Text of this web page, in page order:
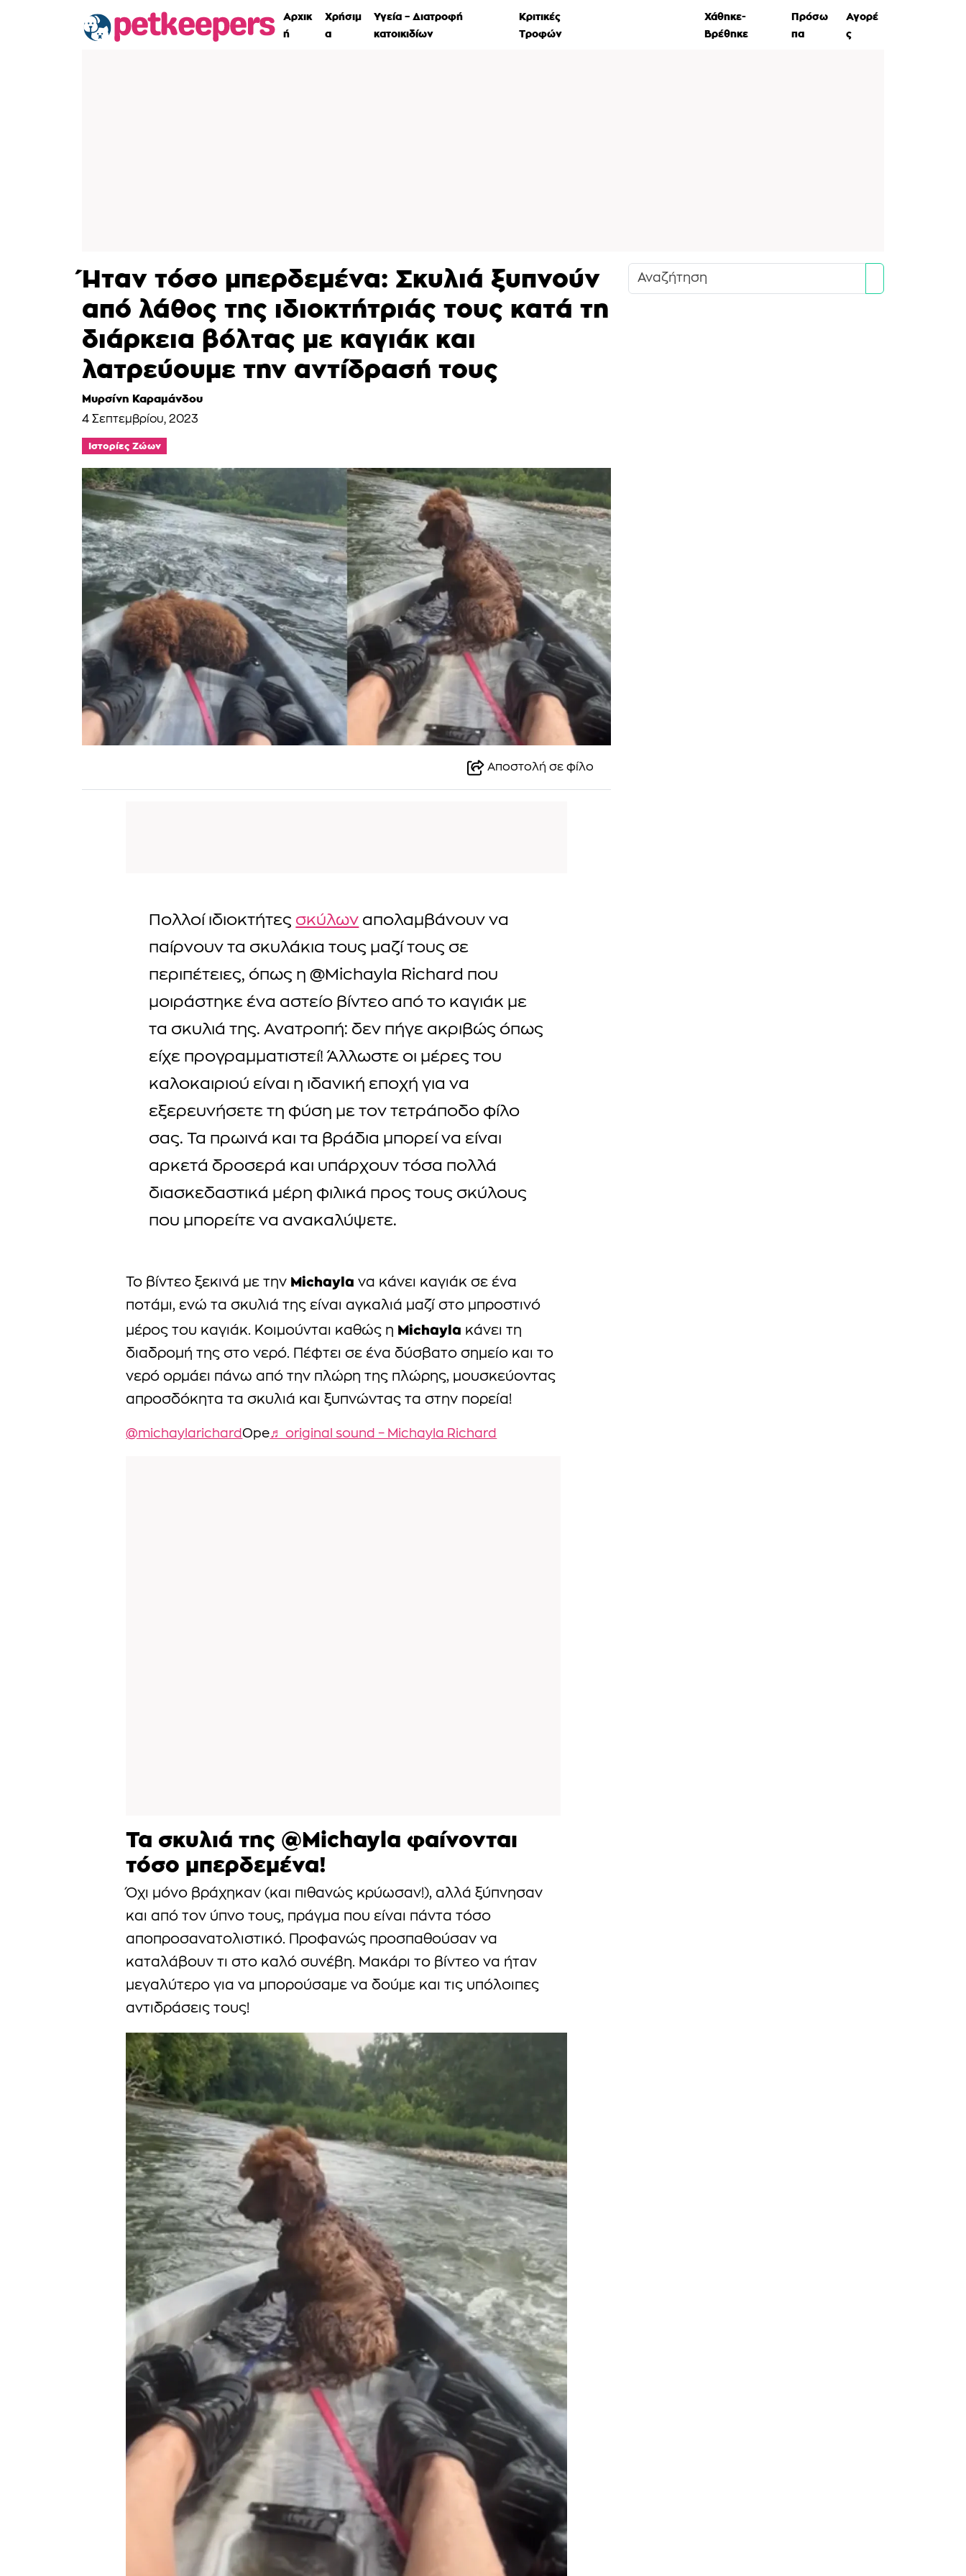
Αρχικ
ή
Χρήσιμ
α
Υγεία – Διατροφή
κατοικιδίων
Κριτικές
Τροφών
Χάθηκε-
Βρέθηκε
Πρόσω
πα
Αγορέ
ς
Ήταν τόσο μπερδεμένα: Σκυλιά ξυπνούν
από λάθος της ιδιοκτήτριάς τους κατά τη
διάρκεια βόλτας με καγιάκ και
λατρεύουμε την αντίδρασή τους
Μυρσίνη Καραμάνδου
4 Σεπτεμβρίου, 2023
Ιστορίες Ζώων
Αποστολή σε φίλο
Πολλοί ιδιοκτήτες σκύλων απολαμβάνουν να
παίρνουν τα σκυλάκια τους μαζί τους σε
περιπέτειες, όπως η @Michayla Richard που
μοιράστηκε ένα αστείο βίντεο από το καγιάκ με
τα σκυλιά της. Ανατροπή: δεν πήγε ακριβώς όπως
είχε προγραμματιστεί! Άλλωστε οι μέρες του
καλοκαιριού είναι η ιδανική εποχή για να
εξερευνήσετε τη φύση με τον τετράποδο φίλο
σας. Τα πρωινά και τα βράδια μπορεί να είναι
αρκετά δροσερά και υπάρχουν τόσα πολλά
διασκεδαστικά μέρη φιλικά προς τους σκύλους
που μπορείτε να ανακαλύψετε.
Το βίντεο ξεκινά με την Michayla να κάνει καγιάκ σε ένα
ποτάμι, ενώ τα σκυλιά της είναι αγκαλιά μαζί στο μπροστινό
μέρος του καγιάκ. Κοιμούνται καθώς η Michayla κάνει τη
διαδρομή της στο νερό. Πέφτει σε ένα δύσβατο σημείο και το
νερό ορμάει πάνω από την πλώρη της πλώρης, μουσκεύοντας
απροσδόκητα τα σκυλιά και ξυπνώντας τα στην πορεία!
@michaylarichardOpe♬ original sound – Michayla Richard
Τα σκυλιά της @Michayla φαίνονται
τόσο μπερδεμένα!
Όχι μόνο βράχηκαν (και πιθανώς κρύωσαν!), αλλά ξύπνησαν
και από τον ύπνο τους, πράγμα που είναι πάντα τόσο
αποπροσανατολιστικό. Προφανώς προσπαθούσαν να
καταλάβουν τι στο καλό συνέβη. Μακάρι το βίντεο να ήταν
μεγαλύτερο για να μπορούσαμε να δούμε και τις υπόλοιπες
αντιδράσεις τους!
Search